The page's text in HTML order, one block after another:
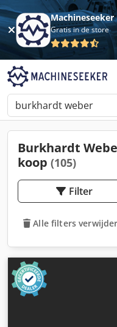
Machineseeker
Gratis in de store
Burkhardt
koop (105)
Filter
Alle filters